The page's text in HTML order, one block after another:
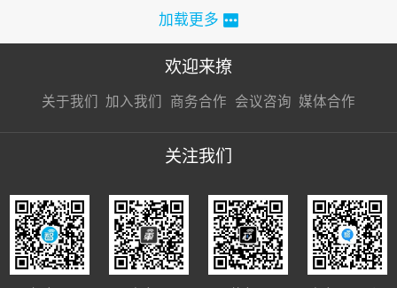
加载更多
欢迎来撩
关于我们 加入我们
接扔简历
商务合作
接开聊
会议咨询 媒体合作
接开聊
关注我们